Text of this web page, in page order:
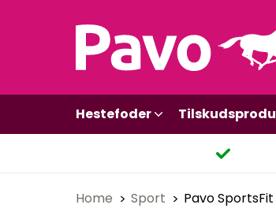
Hestefoder
Home Sport Pavo SportsFit